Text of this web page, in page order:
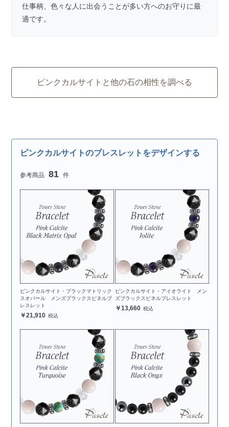
仕事柄、色々な人に出会うことが多い方へのお守りに最
適です。
ピンクカルサイトと他の石の相性を調べる
ピンクカルサイトのブレスレットをデザインする
81
ピンクカルサイト・ブラックマトリック
スオパール メンズブラックスピネルブ
レスレット
21,910
ピンクカルサイト・アイオライト メン
ズブラックスピネルブレスレット
13,660